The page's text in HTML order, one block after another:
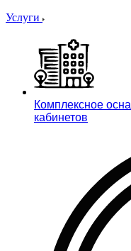
Услуги
Комплексное
кабинетов